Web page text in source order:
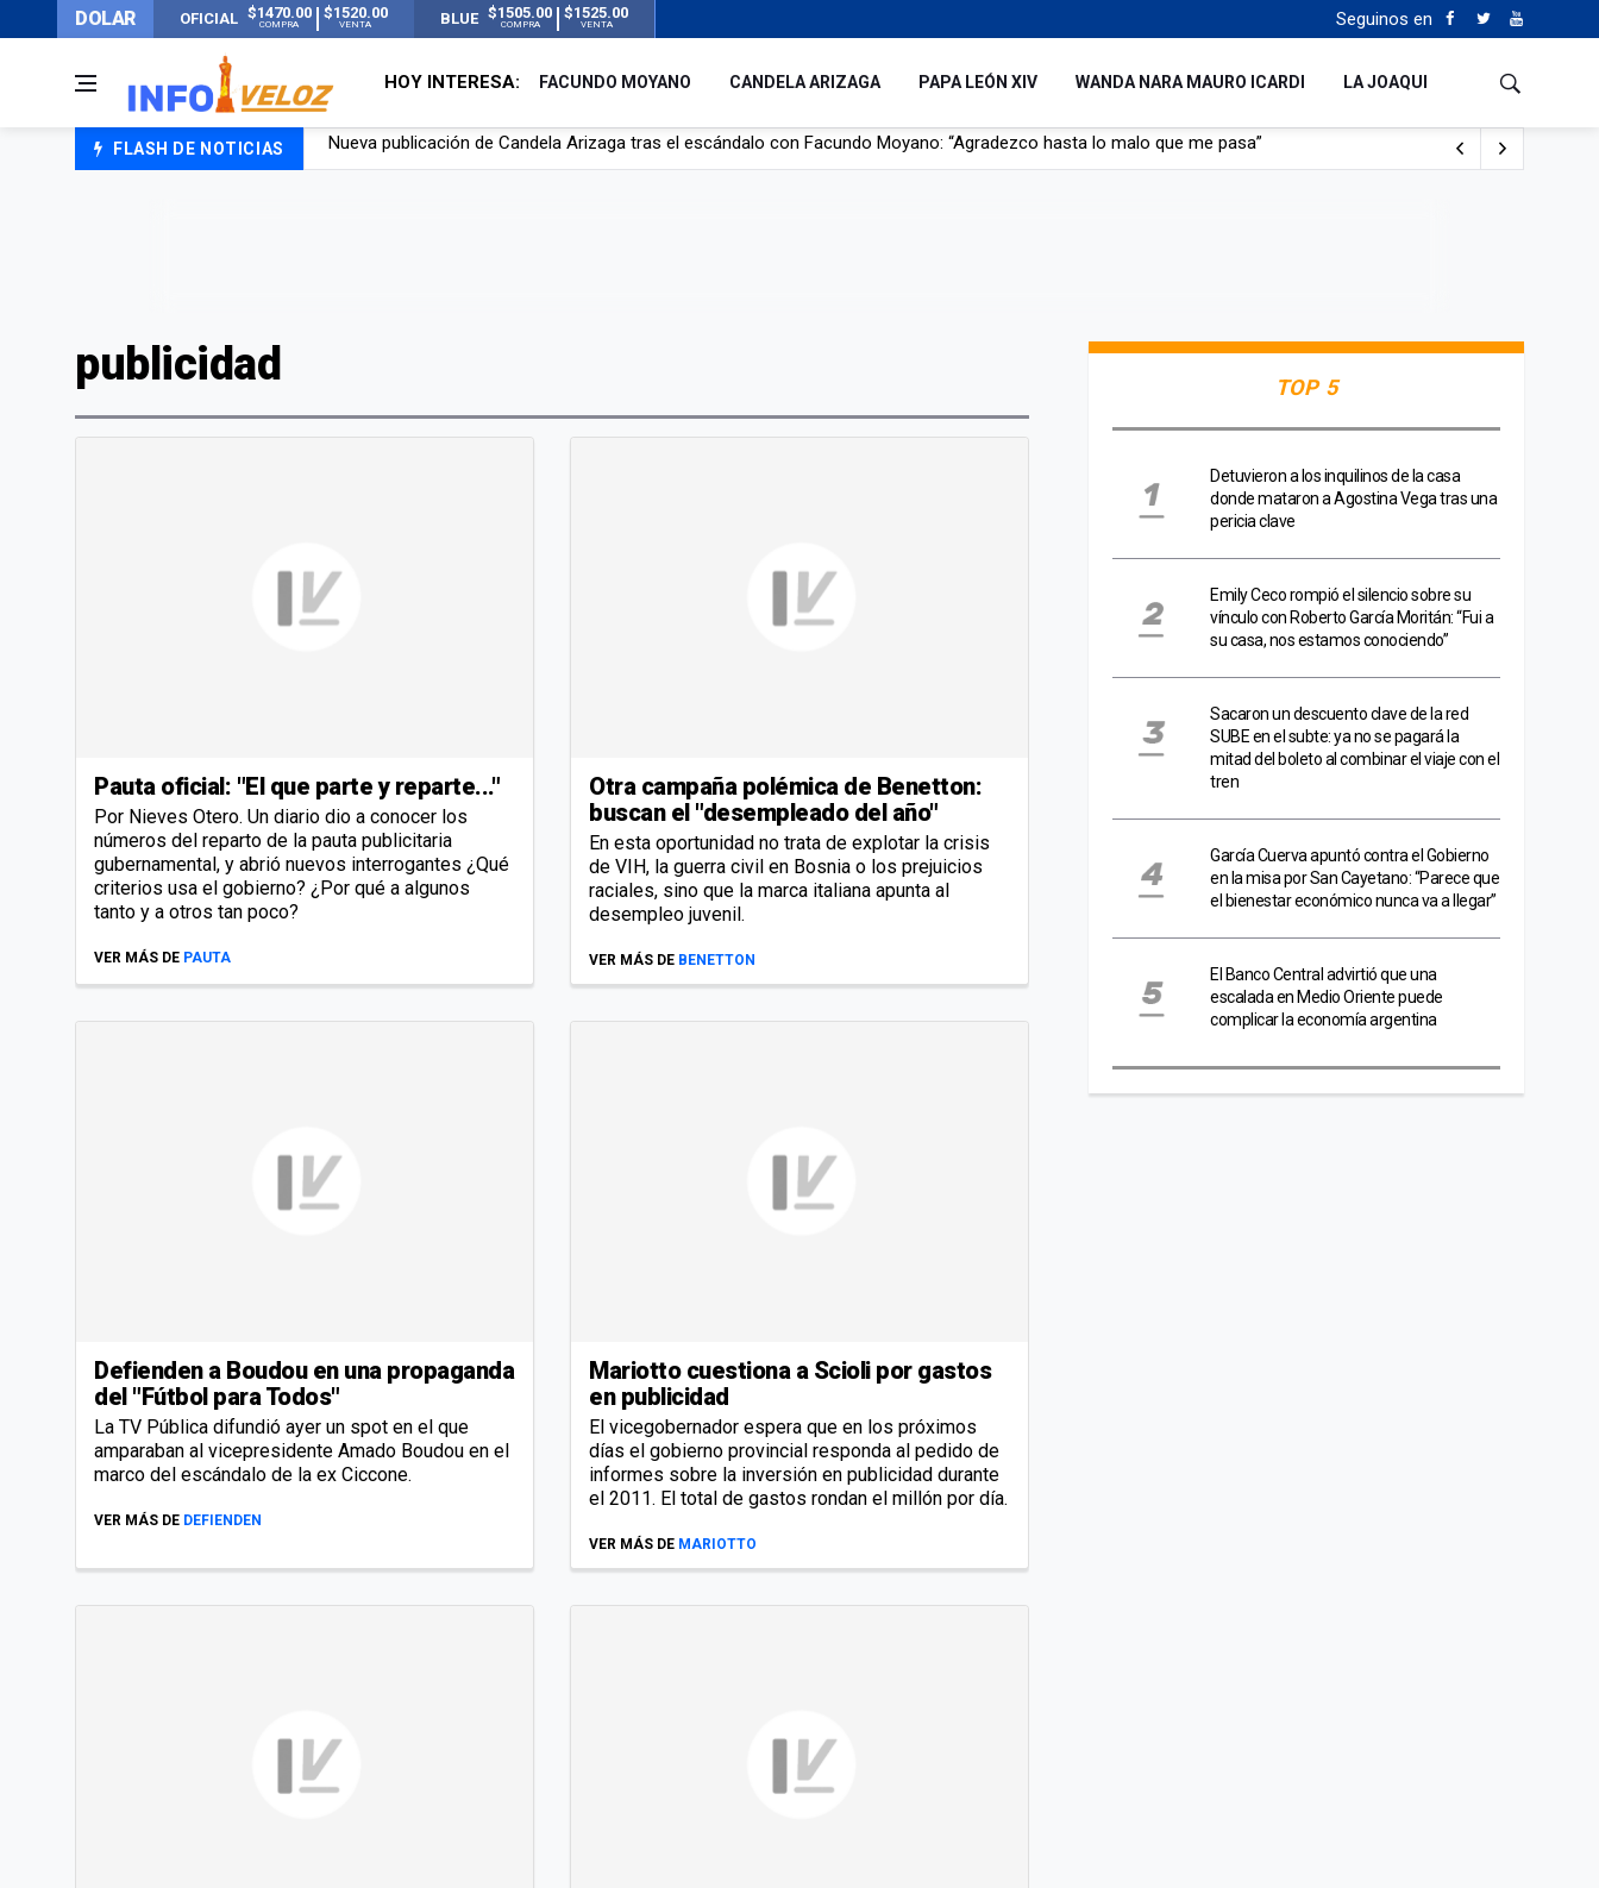
DOLAR OFICIAL $1470.00
COMPRA
$1520.00
VENTA BLUE $1505.00
COMPRA
$1525.00
VENTA Seguinos en
HOY INTERESA: FACUNDO MOYANO CANDELA ARIZAGA PAPA LEÓN XIV WANDA NARA MAURO ICARDI LA JOAQUI
FLASH DE NOTICIAS
Un joven murió quemado por su novia en San Luis: pasó seis días de agonía tras ser rociado con nafta y prendido fuego
publicidad
Pauta oficial: "El que parte y reparte..."
Por Nieves Otero. Un diario dio a conocer los
números del reparto de la pauta publicitaria
gubernamental, y abrió nuevos interrogantes ¿Qué
criterios usa el gobierno? ¿Por qué a algunos
tanto y a otros tan poco?
VER MÁS DE PAUTA
Otra campaña polémica de Benetton:
buscan el "desempleado del año"
En esta oportunidad no trata de explotar la crisis
de VIH, la guerra civil en Bosnia o los prejuicios
raciales, sino que la marca italiana apunta al
desempleo juvenil.
VER MÁS DE BENETTON
Defienden a Boudou en una propaganda
del "Fútbol para Todos"
La TV Pública difundió ayer un spot en el que
amparaban al vicepresidente Amado Boudou en el
marco del escándalo de la ex Ciccone.
VER MÁS DE DEFIENDEN
Mariotto cuestiona a Scioli por gastos
en publicidad
El vicegobernador espera que en los próximos
días el gobierno provincial responda al pedido de
informes sobre la inversión en publicidad durante
el 2011. El total de gastos rondan el millón por día.
VER MÁS DE MARIOTTO
TOP 5
Detuvieron a los inquilinos de la casa
donde mataron a Agostina Vega tras una
pericia clave
Emily Ceco rompió el silencio sobre su
vínculo con Roberto García Moritán: “Fui a
su casa, nos estamos conociendo”
Sacaron un descuento clave de la red
SUBE en el subte: ya no se pagará la
mitad del boleto al combinar el viaje con el
tren
García Cuerva apuntó contra el Gobierno
en la misa por San Cayetano: “Parece que
el bienestar económico nunca va a llegar”
El Banco Central advirtió que una
escalada en Medio Oriente puede
complicar la economía argentina